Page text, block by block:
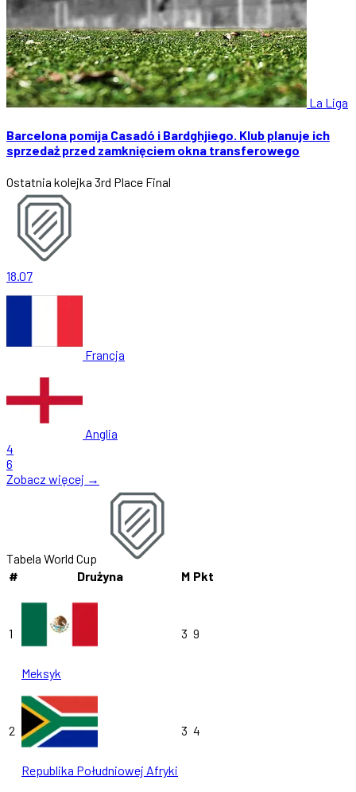
La Liga
Barcelona pomija Casadó i Bardghjiego. Klub planuje ich
sprzedaż przed zamknięciem okna transferowego
Ostatnia kolejka 3rd Place Final
18.07
Francja
Anglia
4
6
Zobacz więcej →
Tabela World Cup
#
Drużyna M Pkt
1
Meksyk
3 9
2
Republika Południowej Afryki
3 4